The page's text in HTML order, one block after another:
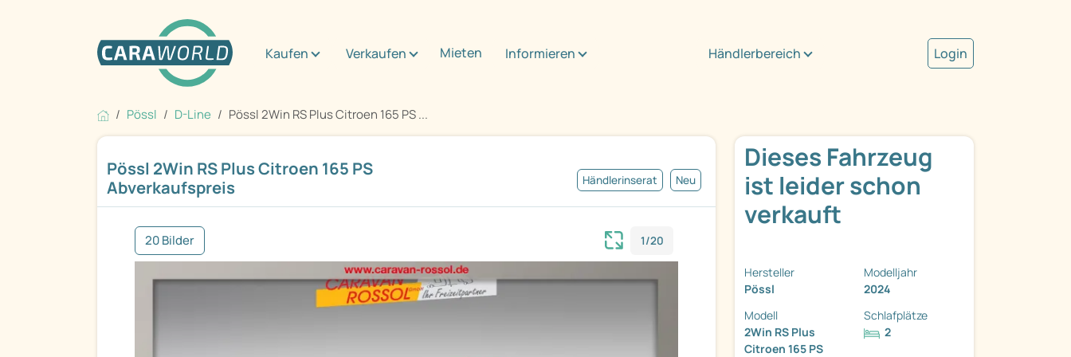
Kaufen Verkaufen Mieten Informieren Händlerbereich Login
Pössl D-Line Pössl 2Win RS Plus Citroen 165 PS ...
Pössl 2Win RS Plus Citroen 165 PS
Abverkaufspreis
Händlerinserat Neu
20 Bilder 1/20
Dieses Fahrzeug
ist leider schon
verkauft
Hersteller
Pössl
Modelljahr
2024
Modell
2Win RS Plus
Citroen 165 PS
Schlafplätze
2